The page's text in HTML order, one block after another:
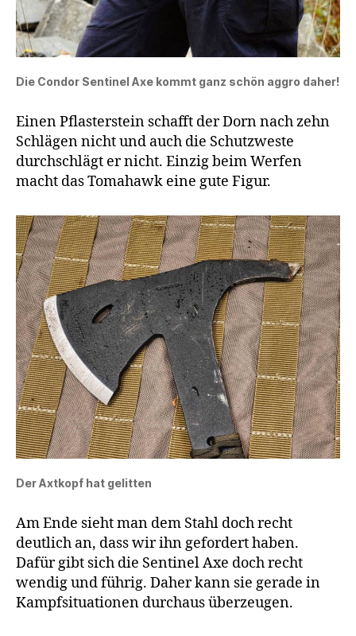
Die Condor Sentinel Axe kommt ganz schön aggro daher!
Einen Pflasterstein schafft der Dorn nach zehn
Schlägen nicht und auch die Schutzweste
durchschlägt er nicht. Einzig beim Werfen
macht das Tomahawk eine gute Figur.
Der Axtkopf hat gelitten
Am Ende sieht man dem Stahl doch recht
deutlich an, dass wir ihn gefordert haben.
Dafür gibt sich die Sentinel Axe doch recht
wendig und führig. Daher kann sie gerade in
Kampfsituationen durchaus überzeugen.